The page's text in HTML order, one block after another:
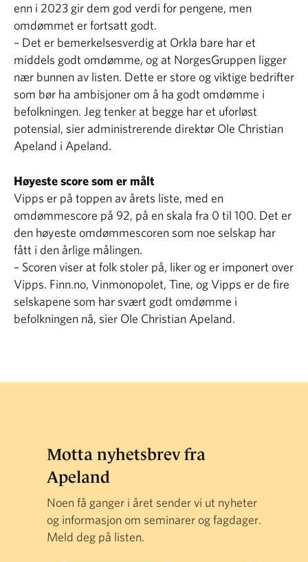
enn i 2023 gir dem god verdi for pengene, men
omdømmet er fortsatt godt.
– Det er bemerkelsesverdig at Orkla bare har et
middels godt omdømme, og at NorgesGruppen ligger
nær bunnen av listen. Dette er store og viktige bedrifter
som bør ha ambisjoner om å ha godt omdømme i
befolkningen. Jeg tenker at begge har et uforløst
potensial, sier administrerende direktør Ole Christian
Apeland i Apeland.
Høyeste score som er målt
Vipps er på toppen av årets liste, med en
omdømmescore på 92, på en skala fra 0 til 100. Det er
den høyeste omdømmescoren som noe selskap har
fått i den årlige målingen.
– Scoren viser at folk stoler på, liker og er imponert over
Vipps. Finn.no, Vinmonopolet, Tine, og Vipps er de fire
selskapene som har svært godt omdømme i
befolkningen nå, sier Ole Christian Apeland.
Motta nyhetsbrev fra
Apeland
Noen få ganger i året sender vi ut nyheter
og informasjon om seminarer og fagdager.
Meld deg på listen.